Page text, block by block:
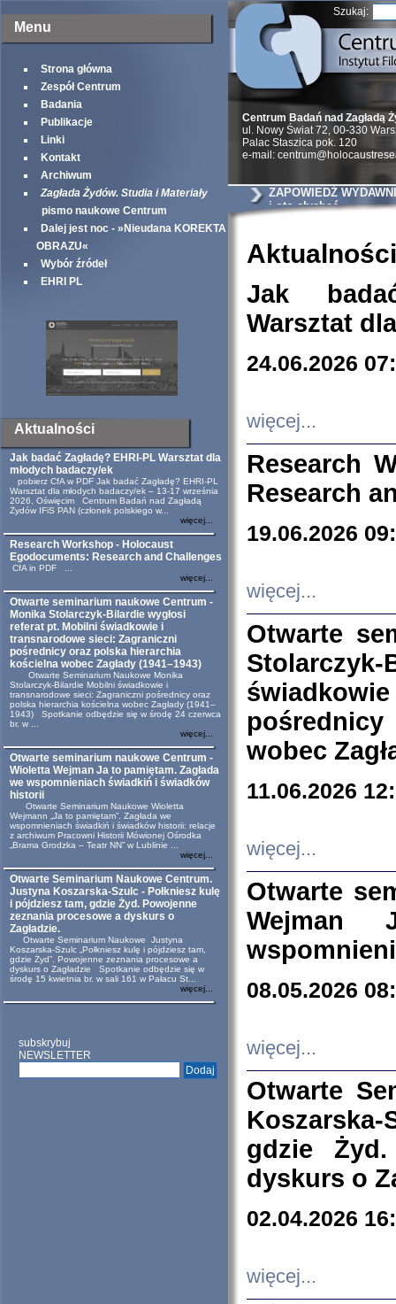
Menu
Strona główna
Zespół Centrum
Badania
Publikacje
Linki
Kontakt
Archiwum
Zagłada Żydów. Studia i Materiały
pismo naukowe Centrum
Dalej jest noc - »Nieudana KOREKTA
OBRAZU«
Wybór źródeł
EHRI PL
Aktualności
Jak badać Zagładę? EHRI-PL Warsztat dla
młodych badaczy/ek
pobierz CfA w PDF Jak badać Zagładę? EHRI-PL
Warsztat dla młodych badaczy/ek – 13-17 września
2026, Oświęcim Centrum Badań nad Zagładą
Żydów IFiS PAN (członek polskiego w...
więcej...
Research Workshop - Holocaust
Egodocuments: Research and Challenges
CfA in PDF ...
więcej...
Otwarte seminarium naukowe Centrum -
Monika Stolarczyk-Bilardie wygłosi
referat pt. Mobilni świadkowie i
transnarodowe sieci: Zagraniczni
pośrednicy oraz polska hierarchia
kościelna wobec Zagłady (1941–1943)
Otwarte Seminarium Naukowe Monika
Stolarczyk-Bilardie Mobilni świadkowie i
transnarodowe sieci: Zagraniczni pośrednicy oraz
polska hierarchia kościelna wobec Zagłady (1941–
1943) Spotkanie odbędzie się w środę 24 czerwca
br. w ...
więcej...
Otwarte seminarium naukowe Centrum -
Wioletta Wejman Ja to pamiętam. Zagłada
we wspomnieniach świadkiń i świadków
historii
Otwarte Seminarium Naukowe Wioletta
Wejmann „Ja to pamiętam”. Zagłada we
wspomnieniach świadkiń i świadków historii: relacje
z archiwum Pracowni Historii Mówionej Ośrodka
„Brama Grodzka – Teatr NN” w Lublinie ...
więcej...
Otwarte Seminarium Naukowe Centrum.
Justyna Koszarska-Szulc - Połkniesz kulę
i pójdziesz tam, gdzie Żyd. Powojenne
zeznania procesowe a dyskurs o
Zagładzie.
Otwarte Seminarium Naukowe Justyna
Koszarska-Szulc „Połkniesz kulę i pójdziesz tam,
gdzie Żyd”. Powojenne zeznania procesowe a
dyskurs o Zagładzie Spotkanie odbędzie się w
środę 15 kwietnia br. w sali 161 w Pałacu St...
więcej...
subskrybuj
NEWSLETTER
Szukaj:
Centrum Badań nad Zagładą
ul. Nowy Świat 72, 00-330
Palac Staszica pok. 120
e-mail:
ZAPOWIEDŹ
i oto słychać
Aktualności
Jak
Warsztat
24.06.2026
więcej...
Research
Research
19.06.2026
więcej...
Otwarte
wobec
11.06.2026
więcej...
Otwarte
Wejman
08.05.2026
więcej...
Otwarte
Koszarska-
gdzie
dyskurs o
02.04.2026
więcej...